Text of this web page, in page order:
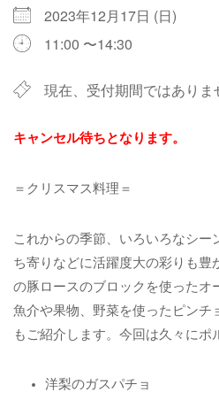
2023年12月17日 (日)
11:00 〜14:30
現在、受付期間ではありま
キャンセル待ちとなります。
＝クリスマス料理＝
これからの季節、いろいろなシー
ち寄りなどに活躍度大の彩りも豊
の豚ロースのブロックを使ったオ
魚介や果物、野菜を使ったピンチ
もご紹介します。今回は久々にポ
洋梨のガスパチョ